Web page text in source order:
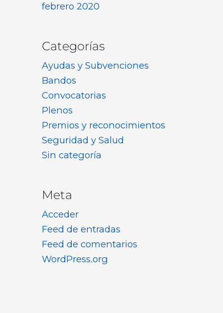
febrero 2020
Categorías
Ayudas y Subvenciones
Bandos
Convocatorias
Plenos
Premios y reconocimientos
Seguridad y Salud
Sin categoría
Meta
Acceder
Feed de entradas
Feed de comentarios
WordPress.org